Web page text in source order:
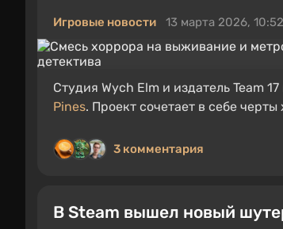
Игровые новости 13 марта 2026, 10:52
Студия Wych Elm и издатель Team
Pines. Проект сочетает в себе
3 комментария
В Steam вышел новый